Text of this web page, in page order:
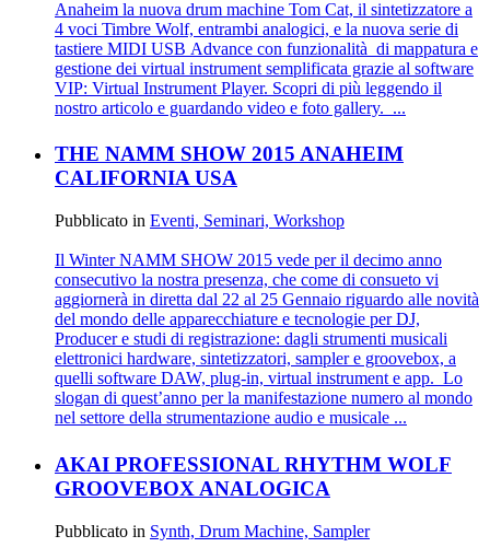
Anaheim la nuova drum machine Tom Cat, il sintetizzatore a
4 voci Timbre Wolf, entrambi analogici, e la nuova serie di
tastiere MIDI USB Advance con funzionalità di mappatura e
gestione dei virtual instrument semplificata grazie al software
VIP: Virtual Instrument Player. Scopri di più leggendo il
nostro articolo e guardando video e foto gallery. ...
THE NAMM SHOW 2015 ANAHEIM
CALIFORNIA USA
Pubblicato in Eventi, Seminari, Workshop
Il Winter NAMM SHOW 2015 vede per il decimo anno
consecutivo la nostra presenza, che come di consueto vi
aggiornerà in diretta dal 22 al 25 Gennaio riguardo alle novità
del mondo delle apparecchiature e tecnologie per DJ,
Producer e studi di registrazione: dagli strumenti musicali
elettronici hardware, sintetizzatori, sampler e groovebox, a
quelli software DAW, plug-in, virtual instrument e app. Lo
slogan di quest’anno per la manifestazione numero al mondo
nel settore della strumentazione audio e musicale ...
AKAI PROFESSIONAL RHYTHM WOLF
GROOVEBOX ANALOGICA
Pubblicato in Synth, Drum Machine, Sampler